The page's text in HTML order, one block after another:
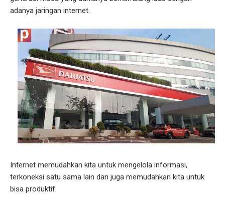
adanya jaringan internet.
Internet memudahkan kita untuk mengelola informasi,
terkoneksi satu sama lain dan juga memudahkan kita untuk
bisa produktif.